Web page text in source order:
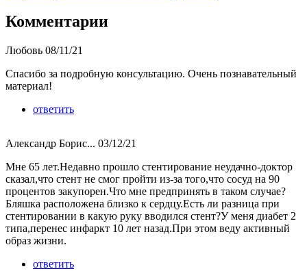
Комментарии
Любовь 08/11/21
Спасибо за подробную консультацию. Очень познавательный
материал!
ответить
Александр Борис... 03/12/21
Мне 65 лет.Недавно прошло стентирование неудачно-доктор
сказал,что стент не смог пройти из-за того,что сосуд на 90
процентов закупорен.Что мне предпринять в таком случае?
Бляшка расположена близко к сердцу.Есть ли разница при
стентировании в какую руку вводился стент?У меня диабет 2
типа,перенес инфаркт 10 лет назад.При этом веду активный
образ жизни.
ответить